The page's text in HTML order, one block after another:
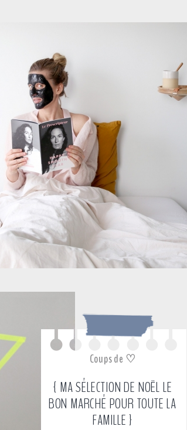
Coups de ♡
{ MA SÉLECTION DE NOËL LE
BON MARCHÉ POUR TOUTE LA
FAMILLE }